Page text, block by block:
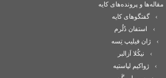
مقاله‌ها و پرونده‌های کایه
گفتگوهای کایه
استفان دُلُرم
ژان فیلیپ تِسه
نیکُلا اَزالبر
ژواکیم لپاستیه